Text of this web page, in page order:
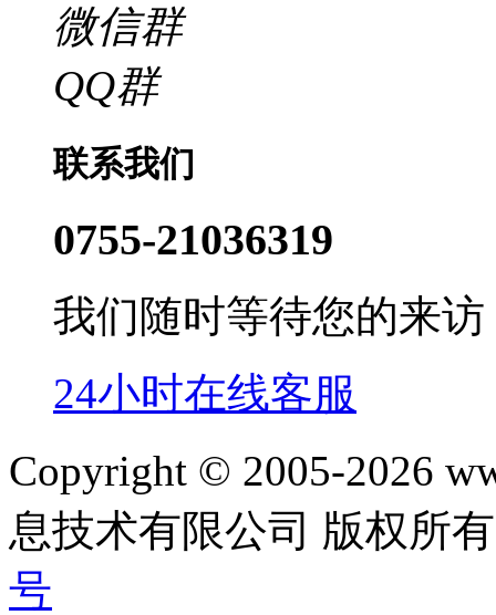
微信群
QQ群
联系我们
0755-21036319
我们随时等待您的来访
24小时在线客服
Copyright © 2005-2026
息技术有限公司 版权所
号